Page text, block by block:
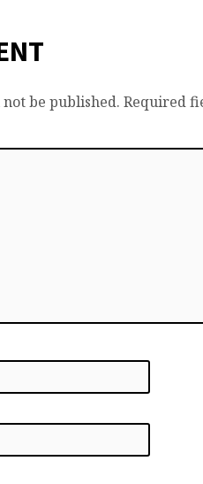
be published. Required